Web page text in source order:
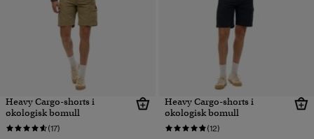
Heavy Cargo-shorts i
økologisk bomull
(17)
Heavy Cargo-shorts i
økologisk bomull
(12)